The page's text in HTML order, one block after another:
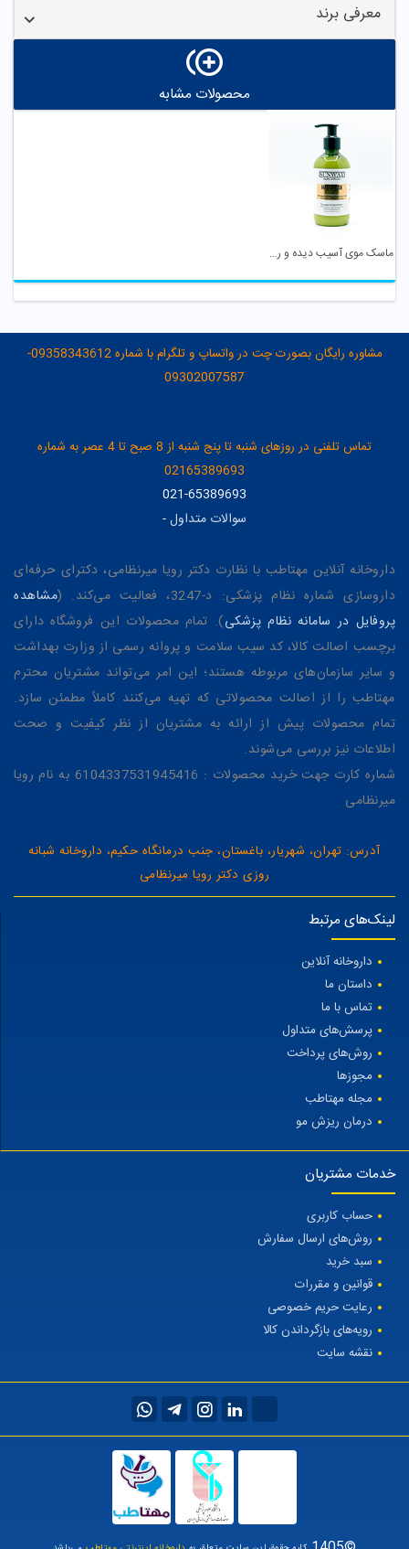
معرفی برند
محصولات مشابه
ماسک موی آسیب دیده و رنگ شده نیاز به آبکشی سان وی
مشاوره رایگان بصورت چت در واتساپ و تلگرام با شماره 09358343612-
09302007587
تماس تلفنی در روزهای شنبه تا پنج شنبه از 8 صبح تا 4 عصر به شماره
02165389693
021-65389693
سوالات متداول-
داروخانه آنلاین مهتاطب با نظارت دکتر رویا میرنظامی، دکترای حرفه‌ای
داروسازی شماره نظام پزشکی: د-3247، فعالیت می‌کند. (
مشاهده
پروفایل در سامانه نظام پزشکی). تمام محصولات این فروشگاه دارای
برچسب اصالت کالا، کد سیب سلامت و پروانه رسمی از وزارت بهداشت
و سایر سازمان‌های مربوطه هستند؛ این امر می‌تواند مشتریان محترم
مهتاطب را از اصالت محصولاتی که تهیه می‌کنند کاملاً مطمئن سازد.
تمام محصولات پیش از ارائه به مشتریان از نظر کیفیت و صحت
اطلاعات نیز بررسی می‌شوند.
شماره کارت جهت خرید محصولات : 6104337531945416 به نام رویا
میرنظامی
آدرس: تهران، شهریار، باغستان، جنب درمانگاه حکیم، داروخانه شبانه
روزی دکتر رویا میرنظامی
لینک‌های مرتبط
داروخانه آنلاین
داستان ما
تماس با ما
پرسش‌های متداول
روش‌های پرداخت
مجوزها
مجله مهتاطب
درمان ریزش مو
خدمات مشتریان
حساب کاربری
روش‌های ارسال سفارش
سبد خرید
قوانین و مقررات
رعایت حریم خصوصی
رویه‌های بازگرداندن کالا
نقشه سایت